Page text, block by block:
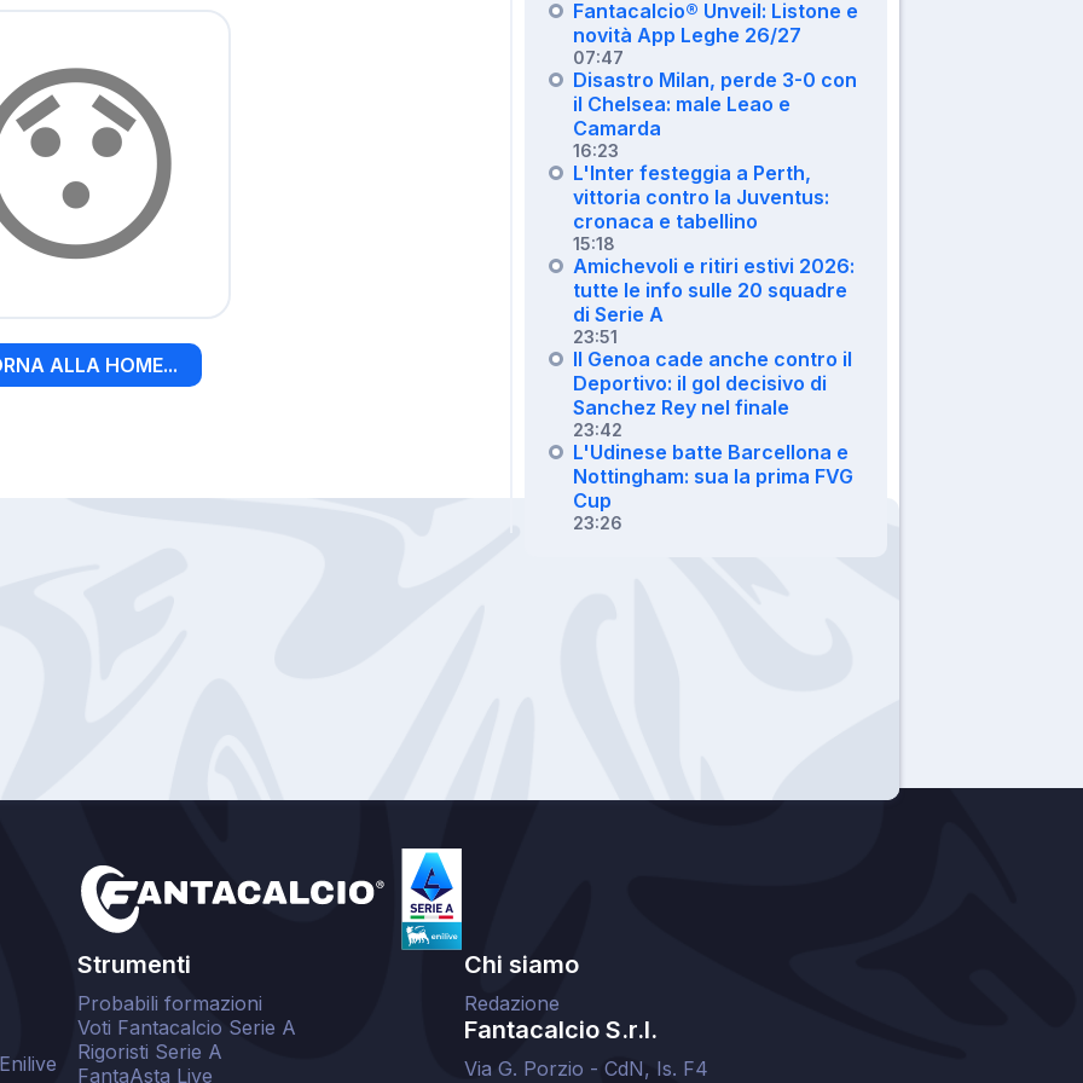
ALLA HOME...
Fantacalcio® Unveil: Listone e
novità App Leghe 26/27
07:47
Disastro Milan, perde 3-0 con
il Chelsea: male Leao e
Camarda
16:23
L'Inter festeggia a Perth,
vittoria contro la Juventus:
cronaca e tabellino
15:18
Amichevoli e ritiri estivi 2026:
tutte le info sulle 20 squadre
di Serie A
23:51
Il Genoa cade anche contro il
Deportivo: il gol decisivo di
Sanchez Rey nel finale
23:42
L'Udinese batte Barcellona e
Nottingham: sua la prima FVG
Cup
23:26
Strumenti
Probabili formazioni
Voti Fantacalcio Serie A
Rigoristi Serie A
FantaAsta Live
Chi siamo
Redazione
Fantacalcio S.r.l.
Via G. Porzio - CdN, Is. F4